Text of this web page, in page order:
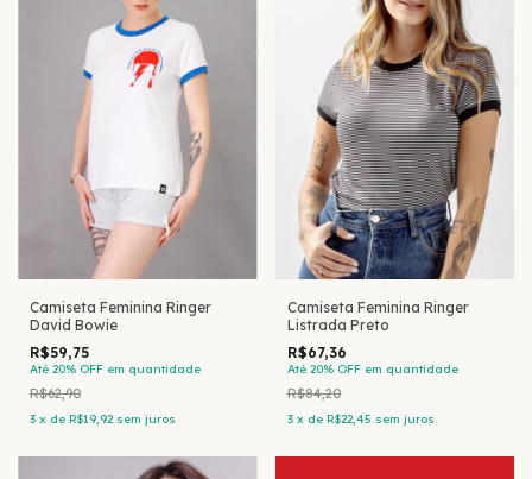
Camiseta Feminina Ringer
David Bowie
R$59,75
Até 20% OFF em quantidade
R$62,90
3 x de R$19,92 sem juros
Camiseta Feminina Ringer
Listrada Preto
R$67,36
Até 20% OFF em quantidade
R$84,20
3 x de R$22,45 sem juros